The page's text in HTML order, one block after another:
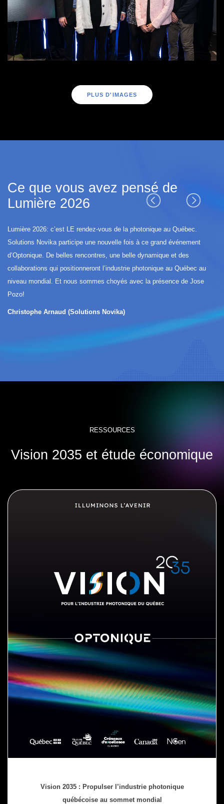
PLUS D'IMAGES
Ce que vous avez pensé de
Lumière 2026
Lumière 2026: c’est LE rendez-vous de la photonique au Québec.
Solutions Novika participe une nouvelle fois à ce grand événement
d’Optonique. De belles rencontres, une belle dynamique et des
collaborations qui positionneront l’industrie photonique au Québec au
niveau mondial. Et nous sommes choyés avec la présence de Jose
Pozo!
Christophe Arnaud (Solutions Novika)
Précédent
RESSOURCES
Vision 2035 et étude économique
Vision 2035 : Propulser l’industrie photonique
québécoise au sommet mondial